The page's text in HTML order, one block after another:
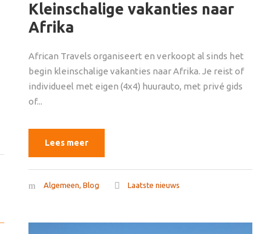
Kleinschalige vakanties naar
Afrika
African Travels organiseert en verkoopt al sinds het
begin kleinschalige vakanties naar Afrika. Je reist of
individueel met eigen (4x4) huurauto, met privé gids
of...
Lees meer
Algemeen, Blog Laatste nieuws